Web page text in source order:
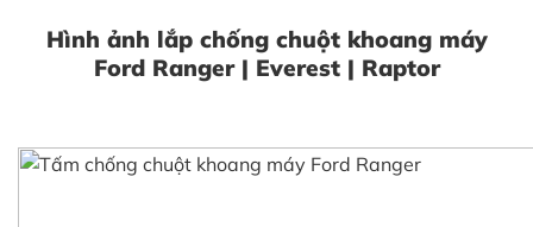
Hình ảnh lắp chống chuột khoang máy
Ford Ranger | Everest | Raptor